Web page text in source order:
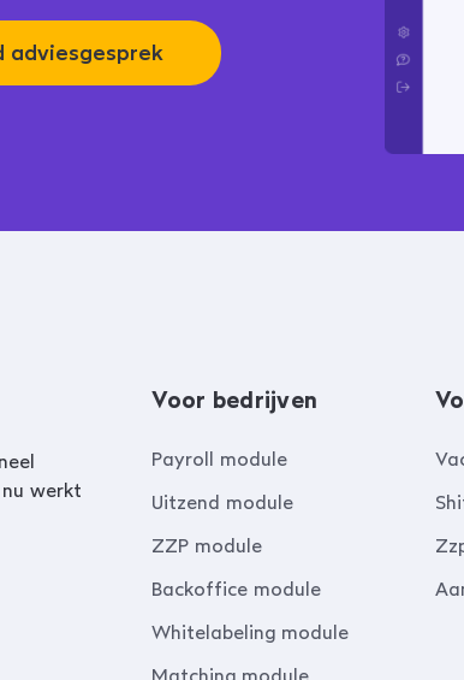
adviesgesprek
werkt
Voor bedrijven
Payroll module
Uitzend module
ZZP module
Backoffice module
Whitelabeling module